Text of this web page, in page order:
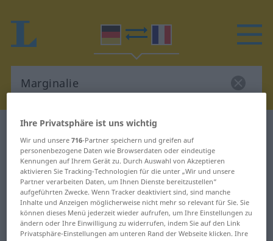
Deutsch-Französisch Wörterbuch
Deutsch-Französisch Übersetzung
für "Marginalie"
"Marginalie" Französisch
Übersetzung
Ihre Privatsphäre ist uns wichtig
Wir und unsere716-Partner speichern und greifen auf
personenbezogene Daten wie Browserdaten oder eindeutige
Kennungen auf Ihrem Gerät zu. Durch Auswahl von Akzeptieren
aktivieren Sie Tracking-Technologien für die unter „Wir und unsere
Partner verarbeiten Daten, um Ihnen Dienste bereitzustellen“
aufgeführten Zwecke. Wenn Tracker deaktiviert sind, sind manche
Inhalte und Anzeigen möglicherweise nicht mehr so relevant für Sie. Sie
können dieses Menü jederzeit wieder aufrufen, um Ihre Einstellungen zu
ändern oder Ihre Einwilligung zu widerrufen, indem Sie auf den Link
Privatsphäre-Einstellungen am unteren Rand der Webseite klicken. Ihre